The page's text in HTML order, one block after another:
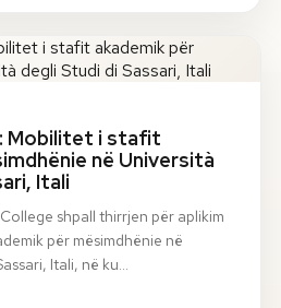
Mobilitet i stafit
në Università
Itali
shpall thirrjen për aplikim
për mësimdhënie në
Itali, në ku…